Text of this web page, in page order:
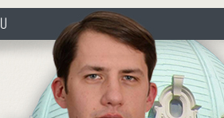
http://www.pasztorbalint.rs/hu